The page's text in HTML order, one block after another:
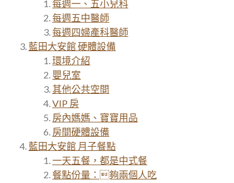
每週一、五小兒科
每週五中醫師
每週四婦產科醫師
藍田大安館 硬體設備
環境介紹
嬰兒室
其他公共空間
VIP 房
房內媽媽、寶寶用品
房間硬體設備
藍田大安館 月子餐點
一天五餐，都是中式餐
餐點份量：夠兩個人吃